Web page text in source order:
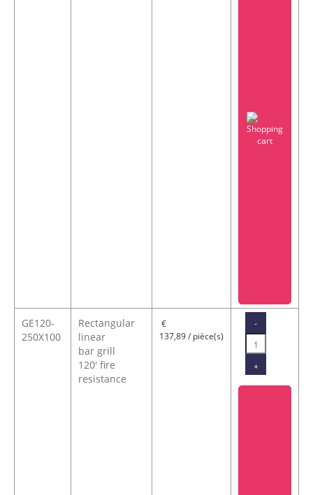
GE120-
250X100
Rectangular
linear
bar grill
120' fire
resistance
137,89 / pièce(s)